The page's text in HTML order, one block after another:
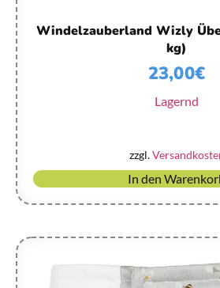
Windelzauberland Wizly
kg)
23,00€
Lagernd
zzgl.
In den